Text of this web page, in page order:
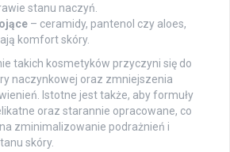
stanu naczyń.
– ceramidy, pantenol czy aloes,
komfort skóry.
takich kosmetyków przyczyni się do
naczynkowej oraz zmniejszenia
Istotne jest także, aby formuły
oraz starannie opracowane, co
zminimalizowanie podrażnień i
skóry.